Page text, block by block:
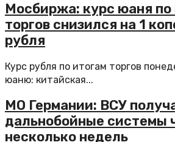
Мосбиржа: курс юаня по
торгов снизился на 1
рубля
Курс рубля по итогам торгов
юаню: китайская...
МО Германии: ВСУ
дальнобойные системы
несколько недель